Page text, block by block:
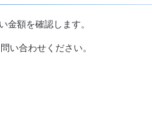
額を確認します。
い合わせください。